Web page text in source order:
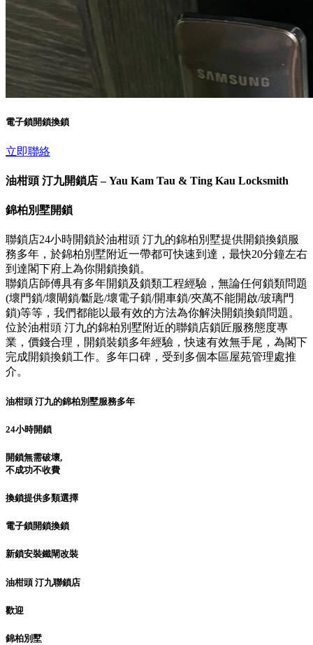
電子鎖開鎖換鎖
立即聯絡
油柑頭 汀九開鎖店 – Yau Kam Tau & Ting Kau Locksmith
錦柏別墅開鎖
聯鎖店24小時開鎖於油柑頭 汀九的錦柏別墅提供開鎖換鎖服
務多年，於錦柏別墅附近一帶都可快速到達，最快20分鐘左右
到達閣下府上為你開鎖換鎖。
聯鎖店師傅具有多年開鎖及鎖類工程經驗，無論任何鎖類問題
(壞門鎖/壞閘鎖/斷匙/壞電子鎖/開車鎖/夾萬不能開啟/玻璃門
鎖)等等，我們都能以最有效的方法為你解決開鎖換鎖問題。
位於油柑頭 汀九的錦柏別墅附近的聯鎖店鎖匠服務態度專
業，價錢合理，開鎖裝鎖多年經驗，快速有效無手尾，為閣下
完成開鎖換鎖工作。多年口碑，受到多個本區屋苑管理處推
介。
油柑頭 汀九的錦柏別墅服務多年
24小時開鎖
開鎖無需破壞,
不成功不收費
換鎖提供多類選擇
電子鎖開鎖換鎖
新鎖安裝鐵閘改裝
油柑頭 汀九聯鎖店
歡迎
錦柏別墅